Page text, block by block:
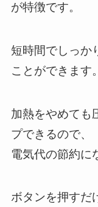
が特徴です。
短時間でしっか
ことができます。
加熱をやめても
プできるので、
電気代の節約に
ボタンを押すだ